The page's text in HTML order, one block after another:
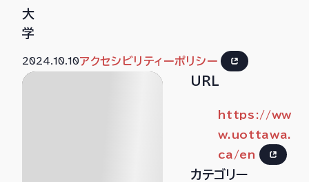
大
学
2024.10.10アクセシビリティーポリシー
URL
https://ww
w.uottawa.
ca/en
カテゴリー